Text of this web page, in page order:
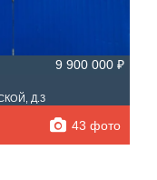
9 900 000 ₽
Д.3
43 фото